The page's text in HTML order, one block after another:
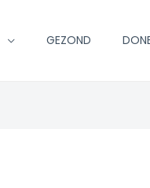
GEZOND